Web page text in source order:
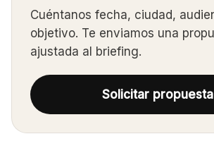
Cuéntanos fecha, ciudad,
objetivo. Te enviamos una
ajustada al briefing.
Solicitar propuesta